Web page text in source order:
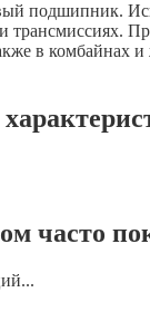
подшипник.
трансмиссиях.
в комбайнах
часто